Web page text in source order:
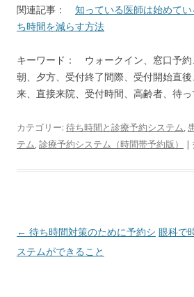
関連記事： 知っている医師は始めて
ち時間を減らす方法
キーワード： ウォークイン、窓口予
朝、夕方、受付終了間際、受付開始直
来、直接来院、受付時間、高齢者、待
カテゴリー: 待ち時間と診療予約システム,
テム,診療予約システム（時間帯予約版） |
投
稿
← 待ち時間対策のために予約シ
ステムができること
眼科で